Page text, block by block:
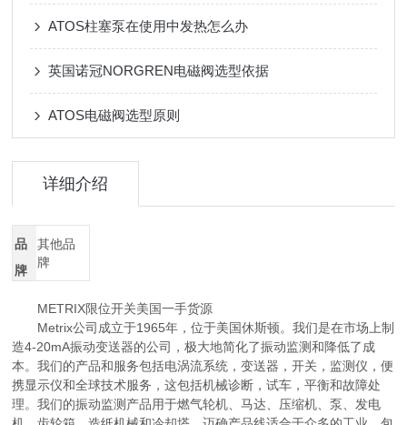
ATOS柱塞泵在使用中发热怎么办
英国诺冠NORGREN电磁阀选型依据
ATOS电磁阀选型原则
详细介绍
品
牌
其他品
牌
METRIX限位开关美国一手货源
Metrix公司成立于1965年，位于美国休斯顿。我们是在市场上制
造4-20mA振动变送器的公司，极大地简化了振动监测和降低了成
本。我们的产品和服务包括电涡流系统，变送器，开关，监测仪，便
携显示仪和全球技术服务，这包括机械诊断，试车，平衡和故障处
理。我们的振动监测产品用于燃气轮机、马达、压缩机、泵、发电